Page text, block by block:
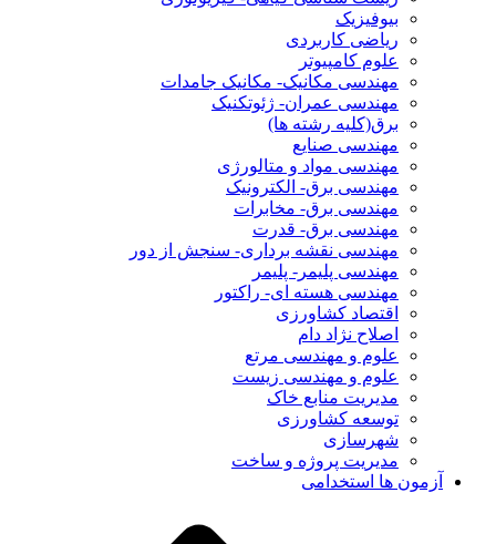
بیوفیزیک
ریاضی کاربردی
علوم کامپیوتر
مهندسی مکانیک- مکانیک جامدات
مهندسی عمران- ژئوتکنیک
برق(کلیه رشته ها)
مهندسی صنایع
مهندسی مواد و متالورژی
مهندسی برق- الکترونیک
مهندسی برق- مخابرات
مهندسی برق- قدرت
مهندسی نقشه برداری- سنجش از دور
مهندسی پلیمر- پلیمر
مهندسی هسته ای- راکتور
اقتصاد کشاورزی
اصلاح نژاد دام
علوم و مهندسی مرتع
علوم و مهندسی زیست
مدیریت منابع خاک
توسعه کشاورزی
شهرسازی
مدیریت پروژه و ساخت
آزمون ها استخدامی